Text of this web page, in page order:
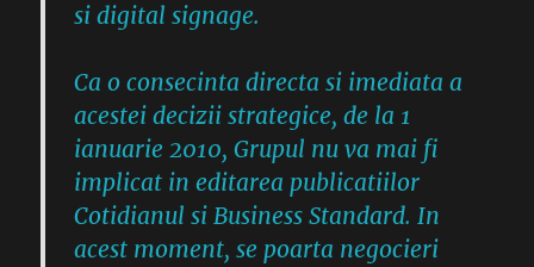
si digital signage.
Ca o consecinta directa si imediata a
acestei decizii strategice, de la 1
ianuarie 2010, Grupul nu va mai fi
implicat in editarea publicatiilor
Cotidianul si Business Standard. In
acest moment, se poarta negocieri